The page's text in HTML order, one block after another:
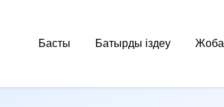
Басты Батырды іздеу Жоба